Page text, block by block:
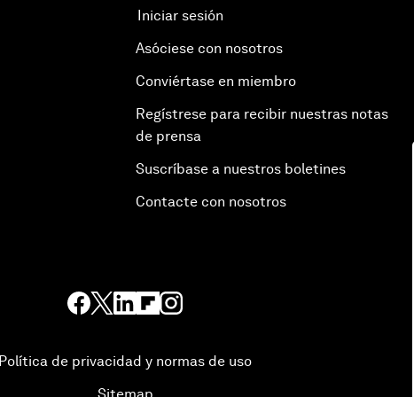
Iniciar sesión
Asóciese con nosotros
Conviértase en miembro
Regístrese para recibir nuestras notas
de prensa
Suscríbase a nuestros boletines
Contacte con nosotros
Política de privacidad y normas de uso